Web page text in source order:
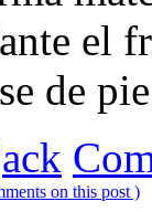
el
de
on this post )